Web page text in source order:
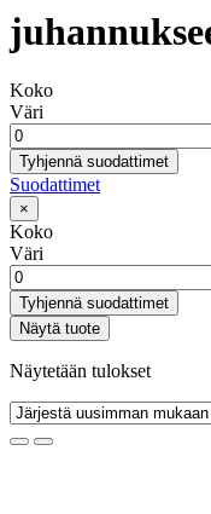
Koko
Väri
Tyhjennä suodattimet
Suodattimet
×
Koko
Väri
Tyhjennä suodattimet
Näytä tuote
Näytetään tulokset